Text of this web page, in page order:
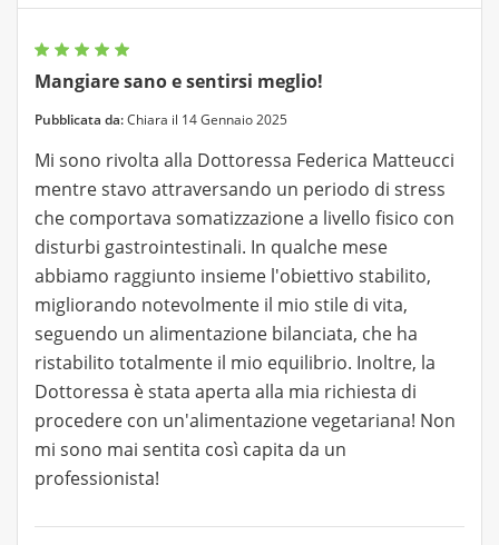
Mangiare sano e sentirsi meglio!
Pubblicata da:Chiara il 14 Gennaio 2025
Mi sono rivolta alla Dottoressa Federica Matteucci
mentre stavo attraversando un periodo di stress
che comportava somatizzazione a livello fisico con
disturbi gastrointestinali. In qualche mese
abbiamo raggiunto insieme l'obiettivo stabilito,
migliorando notevolmente il mio stile di vita,
seguendo un alimentazione bilanciata, che ha
ristabilito totalmente il mio equilibrio. Inoltre, la
Dottoressa è stata aperta alla mia richiesta di
procedere con un'alimentazione vegetariana! Non
mi sono mai sentita così capita da un
professionista!